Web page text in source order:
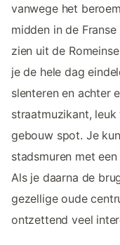
vanwege het
midden in de
zien uit de
je de hele dag
slenteren en achter
straatmuzikant,
gebouw spot. Je
stadsmuren met
Als je daarna de
gezellige oude
ontzettend veel